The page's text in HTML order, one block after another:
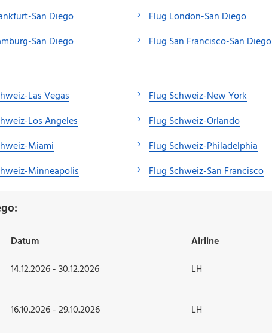
San Diego
San Diego
Flug London-San Diego
Flug San Francisco-San Diego
Las Vegas
Los Angeles
Miami
Minneapolis
Flug Schweiz-New York
Flug Schweiz-Orlando
Flug Schweiz-Philadelphia
Flug Schweiz-San Francisco
Datum Airline
14.12.2026 - 30.12.2026 LH
16.10.2026 - 29.10.2026 LH